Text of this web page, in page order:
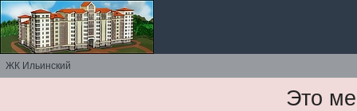
ЖК Ильинский
Это